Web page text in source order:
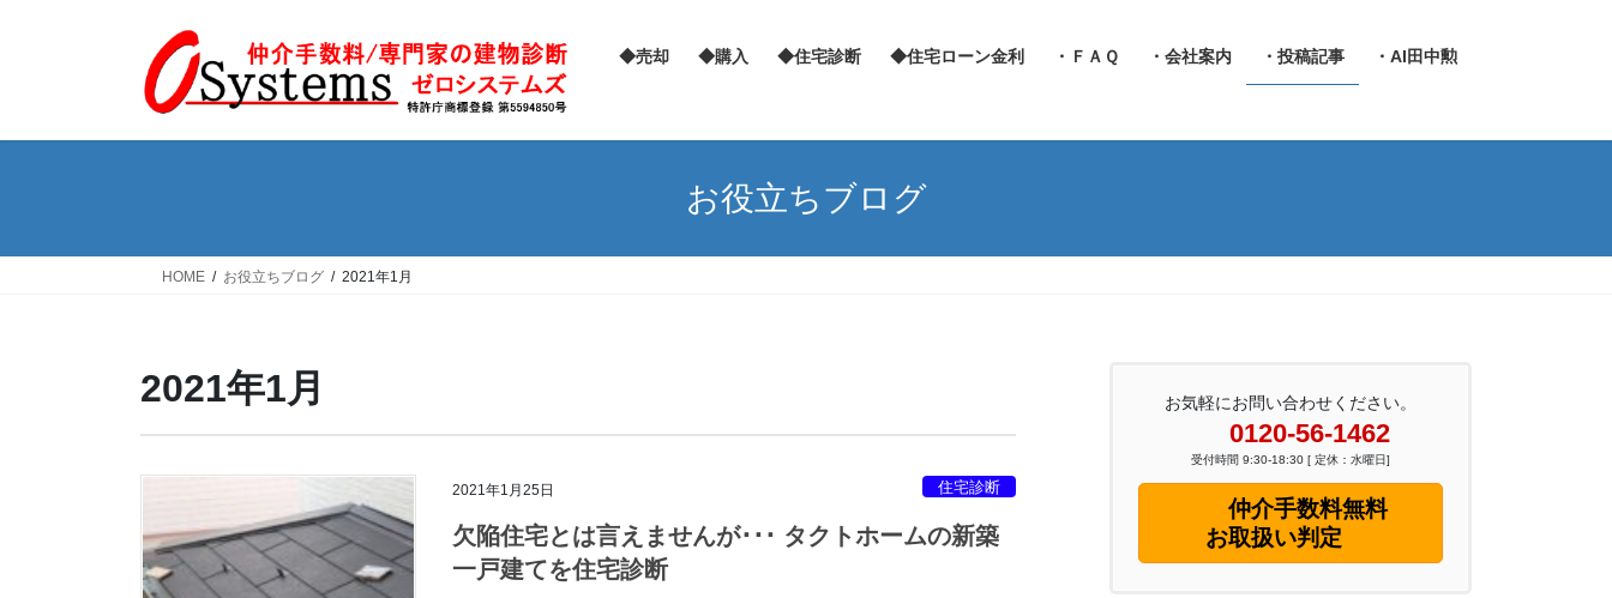
◆売却 ◆購入 ◆住宅診断 ◆住宅ローン金利 ・ＦＡＱ ・会社案内 ・投稿記事 ・AI田中勲
お役立ちブログ
HOME お役立ちブログ 2021年1月
2021年1月
2021年1月25日 住宅診断
欠陥住宅とは言えませんが･･･ タクトホームの新築
一戸建てを住宅診断
お気軽にお問い合わせください。
0120-56-1462
受付時間 9:30-18:30 [ 定休：水曜日]
仲介手数料無料
お取扱い判定